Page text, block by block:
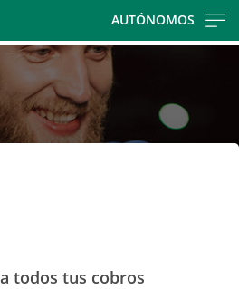
main
contentt
AUTÓNOMOS
todos tus cobros